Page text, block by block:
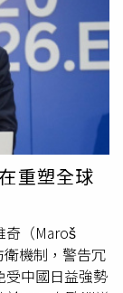
員國為能源進
需求。喬治艾
呼籲政策制定者
措施。戰爭的
重，但即使是
施的攻擊而受
時間，才能恢
府間國際組織
72座能源設施
戰爭今天結
。」在糧食安
襲伊朗後，伊
天然氣價格大幅
（Cross-
）以及其他雙邊
測範圍內，所以
或許已不再重
次年度盛會
央行「中國人
球第3大支付
示，人民幣在
6名之間。
支付金額中的
際地位通常透
匯儲備中的使
量占比，以及在
重塑全球
奇（Maroš
機制，警告冗
受中國日益強勢